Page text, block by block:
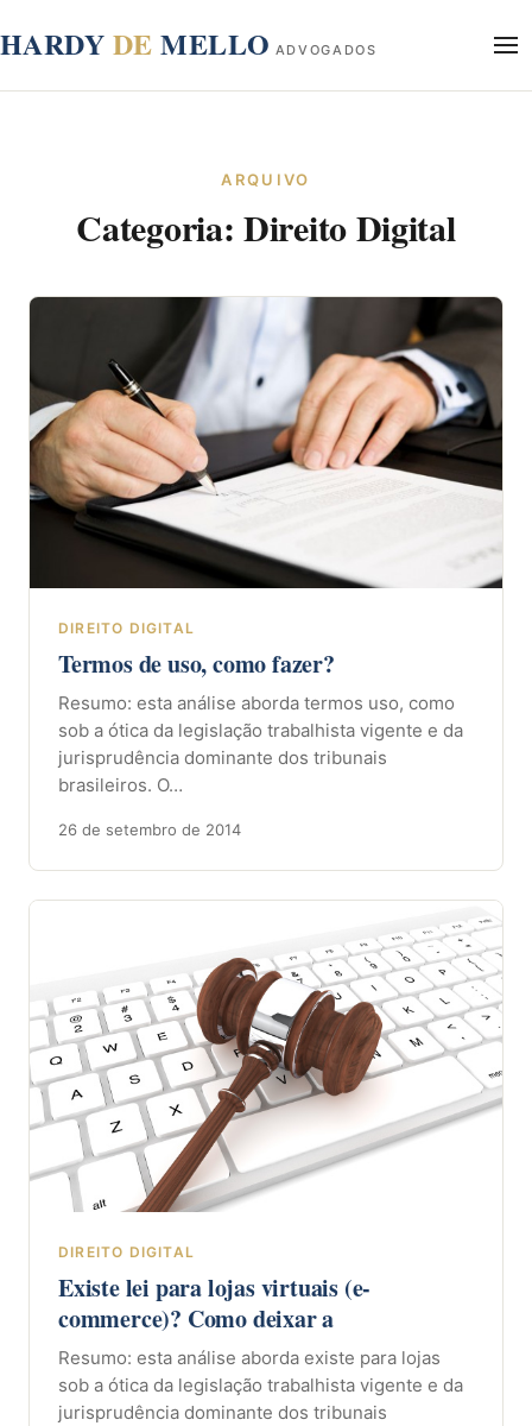
HARDY DE MELLO ADVOGADOS
ARQUIVO
Categoria:Direito Digital
DIREITO DIGITAL
Termos de uso, como fazer?
Resumo: esta análise aborda termos uso, como
sob a ótica da legislação trabalhista vigente e da
jurisprudência dominante dos tribunais
brasileiros. O…
26 de setembro de 2014
DIREITO DIGITAL
Existe lei para lojas virtuais (e-
commerce)? Como deixar a
Resumo: esta análise aborda existe para lojas
sob a ótica da legislação trabalhista vigente e da
jurisprudência dominante dos tribunais